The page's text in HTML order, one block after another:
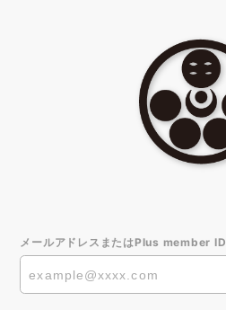
メールアドレスまたはPlus member ID